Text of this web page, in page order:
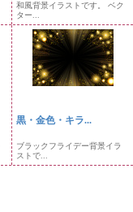
和風背景イラストです。 ベク
ター...
黒・金色・キラ...
ブラックフライデー背景イラ
ストで...